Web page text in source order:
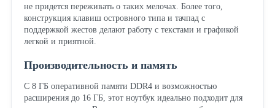
не придется переживать о таких мелочах. Более того,
конструкция клавиш островного типа и тачпад с
поддержкой жестов делают работу с текстами и графикой
легкой и приятной.
Производительность и память
С 8 ГБ оперативной памяти DDR4 и возможностью
расширения до 16 ГБ, этот ноутбук идеально подходит для